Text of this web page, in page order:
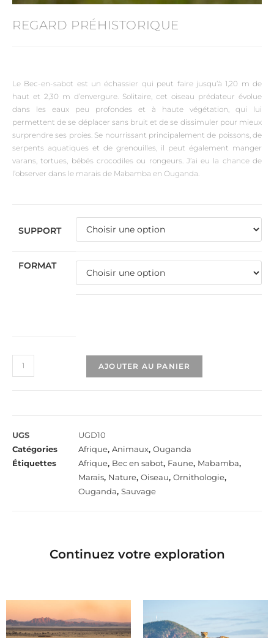
REGARD PRÉHISTORIQUE
Le Bec-en-sabot est un échassier qui peut faire jusqu’à 1,20 m de
haut et 2,30 m d’envergure. Solitaire, cet oiseau prédateur évolue
dans les eaux peu profondes et à haute végétation, qui lui
permettent de se déplacer sans bruit et de se dissimuler pour mieux
surprendre ses proies. Se nourrissant principalement de poissons, de
serpents aquatiques et de grenouilles, il peut également manger
varans, tortues, bébés crocodiles ou rongeurs. J’ai eu la chance de
l’observer dans le marais de Mabamba en Ouganda.
SUPPORT
FORMAT
AJOUTER AU PANIER
UGS
UGD10
Catégories
Afrique, Animaux, Ouganda
Étiquettes
Afrique, Bec en sabot, Faune, Mabamba,
Marais, Nature, Oiseau, Ornithologie,
Ouganda, Sauvage
Continuez votre exploration